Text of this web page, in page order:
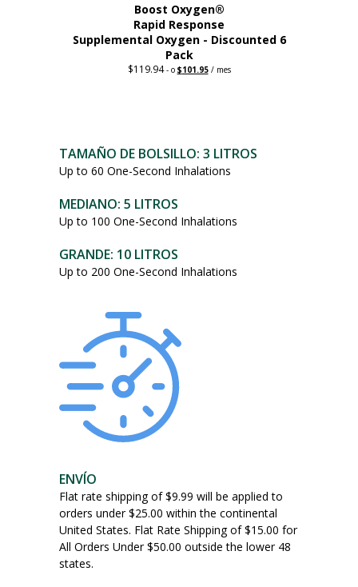
Boost Oxygen®
Rapid Response
Supplemental Oxygen - Discounted 6
Pack
$119.94 -o Precio
$101.95El/ mes
TAMAÑO DE BOLSILLO: 3 LITROS
Up to 60 One-Second Inhalations
MEDIANO: 5 LITROS
Up to 100 One-Second Inhalations
GRANDE: 10 LITROS
Up to 200 One-Second Inhalations
ENVÍO
Flat rate shipping of $9.99 will be applied to
orders under $25.00 within the continental
United States. Flat Rate Shipping of $15.00 for
All Orders Under $50.00 outside the lower 48
states.